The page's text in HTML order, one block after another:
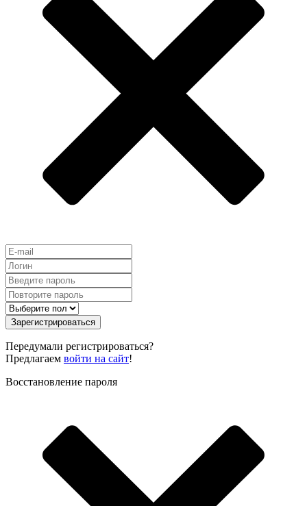
Зарегистрироваться
Передумали регистрироваться?
Предлагаем войти на сайт!
Восстановление пароля